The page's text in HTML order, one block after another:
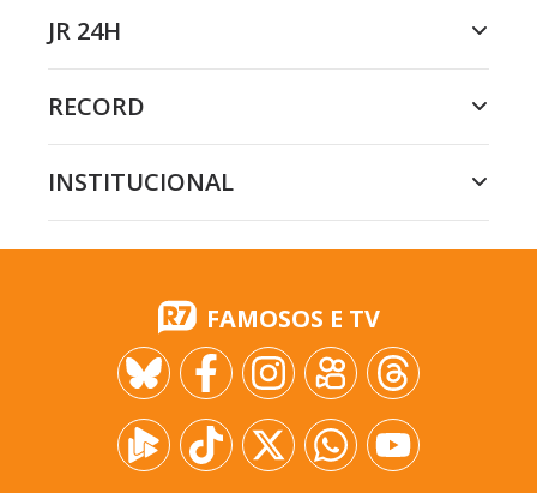
JR 24H
RECORD
INSTITUCIONAL
FAMOSOS E TV